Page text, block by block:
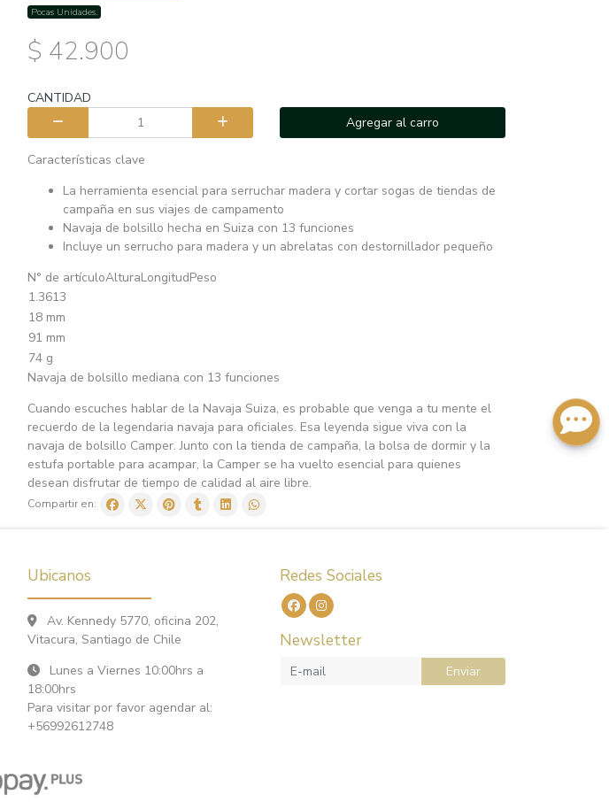
Pocas Unidades.
$ 42.900
CANTIDAD
Agregar al carro
Características clave
La herramienta esencial para serruchar madera y cortar sogas de tiendas de
campaña en sus viajes de campamento
Navaja de bolsillo hecha en Suiza con 13 funciones
Incluye un serrucho para madera y un abrelatas con destornillador pequeño
N° de artículoAlturaLongitudPeso
1.3613
18 mm
91 mm
74 g
Navaja de bolsillo mediana con 13 funciones
Cuando escuches hablar de la Navaja Suiza, es probable que venga a tu mente el
recuerdo de la legendaria navaja para oficiales. Esa leyenda sigue viva con la
navaja de bolsillo Camper. Junto con la tienda de campaña, la bolsa de dormir y la
estufa portable para acampar, la Camper se ha vuelto esencial para quienes
desean disfrutar de tiempo de calidad al aire libre.
Compartir en:
Ubicanos
Av. Kennedy 5770, oficina 202,
Vitacura, Santiago de Chile
Lunes a Viernes 10:00hrs a
18:00hrs
Para visitar por favor agendar al:
+56992612748
Redes Sociales
Newsletter
Enviar